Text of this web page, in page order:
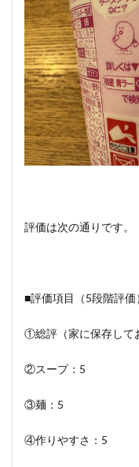
評価は次の通りです。
■評価項目（5段階評価
①総評（家に保存して
②スープ：5
③麺：5
④作りやすさ：5